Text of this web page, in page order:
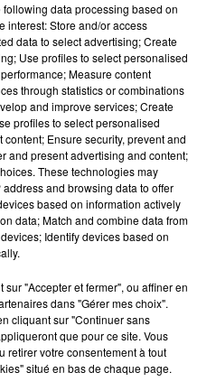
EN FAMILLE À
following data processing based on
interest: Store and/or access
data to select advertising; Create
Use profiles to select personalised
Measure content
through statistics or combinations
and improve services; Create
profiles to select personalised
Ensure security, prevent and
and present advertising and content;
These technologies may
and browsing data to offer
based on information actively
data; Match and combine data from
Identify devices based on
"Accepter et fermer", ou affiner en
dans "Gérer mes choix".
cliquant sur "Continuer sans
que pour ce site. Vous
retirer votre consentement à tout
situé en bas de chaque page.